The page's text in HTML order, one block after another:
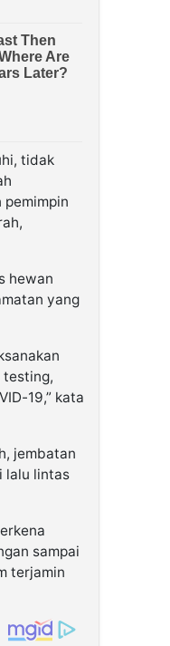
tidak
pemimpin
hewan
yang
testing,
19,” kata
jembatan
lalu lintas
sampai
terjamin